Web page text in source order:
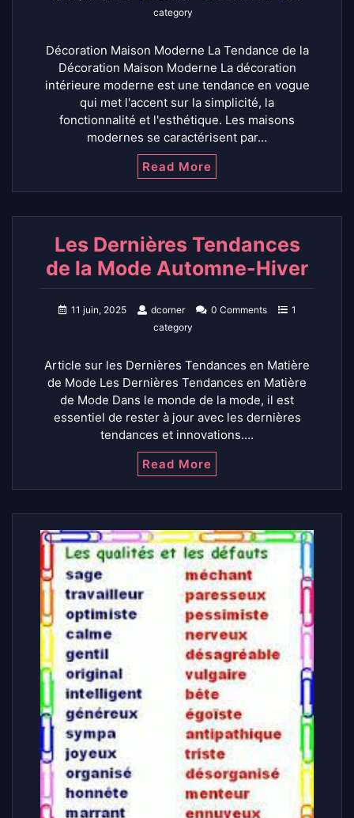
category
Décoration Maison Moderne La Tendance de la
Décoration Maison Moderne La décoration
intérieure moderne est une tendance en vogue
qui met l'accent sur la simplicité, la
fonctionnalité et l'esthétique. Les maisons
modernes se caractérisent par…
Read More
Les Dernières Tendances
de la Mode Automne-Hiver
11 juin, 2025 dcorner 0 Comments
1
category
Article sur les Dernières Tendances en Matière
de Mode Les Dernières Tendances en Matière
de Mode Dans le monde de la mode, il est
essentiel de rester à jour avec les dernières
tendances et innovations.…
Read More